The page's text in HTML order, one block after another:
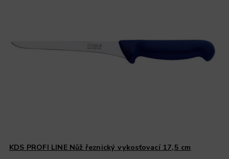
KDS PROFI LINE Nůž řeznický vykosťovací 17,5 cm